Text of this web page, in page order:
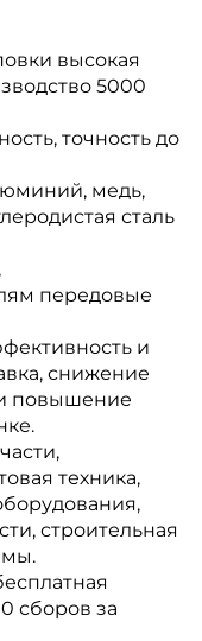
высокая
5000
точность до
медь,
сталь
передовые
и
снижение
повышение
техника,
строительная
сборов за